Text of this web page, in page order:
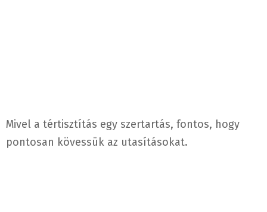
Mivel a tértisztítás egy szertartás, fontos, hogy
pontosan kövessük az utasításokat.